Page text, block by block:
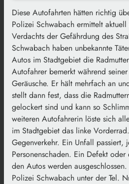
Diese Autofahrten hätten richtig
Polizei Schwabach ermittelt
Verdachts der Gefährdung des
Schwabach haben unbekannte
Autos im Stadtgebiet die
Autofahrer bemerkt während
Geräusche. Er hält mehrfach an
stellt dann fest, dass die
gelockert sind und kann so
weiteren Autofahrerin löste sich
im Stadtgebiet das linke
Gegenverkehr. Ein Unfall passiert,
Personenschaden. Ein Defekt
den Autos werden
Polizei Schwabach unter der Tel.